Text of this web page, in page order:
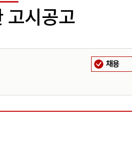
고시공고
채용